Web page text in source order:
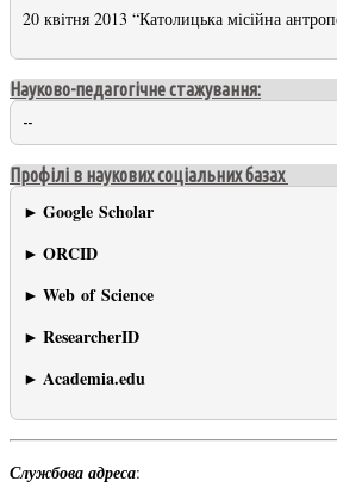
20 квітня 2013 “Католицька місійна
Науково-педагогічне стажування:
--
Профілі в наукових соціальних базах
► Google Scholar
► ORCID
► Web of Science
► ResearcherID
► Academia.edu
Службова адреса: